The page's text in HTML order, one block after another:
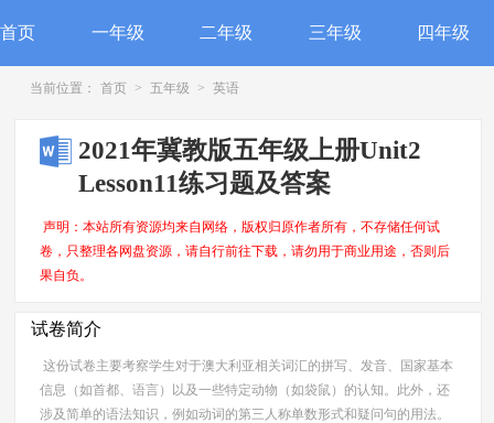
首页 一年级 二年级 三年级 四年级
当前位置： 首页 > 五年级 > 英语
2021年冀教版五年级上册Unit2
Lesson11练习题及答案
声明：本站所有资源均来自网络，版权归原作者所有，不存储任何试
卷，只整理各网盘资源，请自行前往下载，请勿用于商业用途，否则后
果自负。
试卷简介
这份试卷主要考察学生对于澳大利亚相关词汇的拼写、发音、国家基本
信息（如首都、语言）以及一些特定动物（如袋鼠）的认知。此外，还
涉及简单的语法知识，例如动词的第三人称单数形式和疑问句的用法。